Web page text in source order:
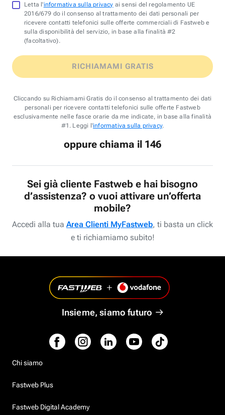
Letta l'informativa sulla privacy ai sensi del regolamento UE
2016/679 do il consenso al trattamento dei dati personali per
ricevere contatti telefonici sulle offerte commerciali di Fastweb e
sulla disponibilità del servizio, in base alla finalità #2
(facoltativo).
RICHIAMAMI GRATIS
Cliccando su Richiamami Gratis do il consenso al trattamento dei dati
personali per ricevere contatti telefonici sulle offerte Fastweb
esclusivamente nelle fasce orarie da me indicate, in base alla finalità
#1. Leggi l'informativa sulla privacy.
oppure chiama il 146
Sei già cliente Fastweb e hai bisogno
d’assistenza? o vuoi attivare un’offerta
mobile?
Accedi alla tua Area Clienti MyFastweb, ti basta un click
e ti richiamiamo subito!
Insieme, siamo futuro
Chi siamo
Fastweb Plus
Fastweb Digital Academy